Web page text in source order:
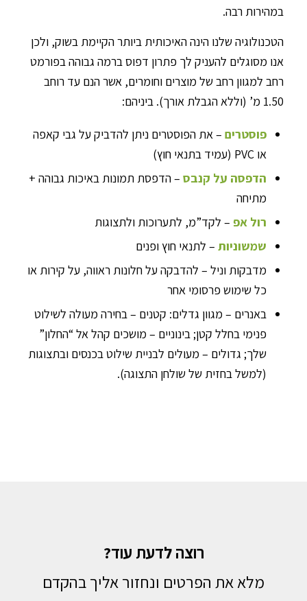
במהירות רבה.
הטכנולוגיה שלנו הינה האיכותית ביותר הקיימת בשוק, ולכן
אנו מסוגלים להעניק לך פתרון דפוס ברמה גבוהה בפורמט
רחב למגוון רחב של מוצרים וחומרים, אשר הנם עד רוחב
1.50 מ’ (וללא הגבלת אורך). ביניהם:
פוסטרים– את הפוסטרים ניתן להדביק על גבי קאפה
או PVC (עמיד בתנאי חוץ)
הדפסה על קנבס– הדפסת תמונות באיכות גבוהה +
מתיחה
רול אפ – לקד”מ, לתערוכות ולתצוגות
שמשוניות– לתנאי חוץ ופנים
מדבקות וניל – להדבקה על חלונות ראווה, על קירות או
כל שימוש פרסומי אחר
באנרים – מגוון גדלים: קטנים – בחירה מעולה לשילוט
פנימי בחלל קטן; בינוניים – מושכים קהל אל “החלון”
שלך; גדולים – מעולים לבניית שילוט בכנסים ובתצוגות
(למשל בחזית של שולחן התצוגה).
רוצה לדעת עוד?
מלא את הפרטים ונחזור אליך בהקדם